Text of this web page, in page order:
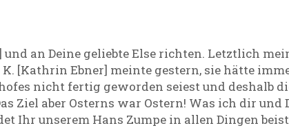
an Deine geliebte Else richten. Letztlich
[Kathrin Ebner] meinte gestern, sie hätte
nicht fertig geworden seiest und deshalb
Ziel aber Osterns war Ostern! Was ich dir und
Ihr unserem Hans Zumpe in allen Dingen